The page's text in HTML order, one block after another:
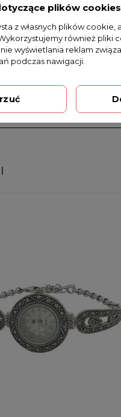
Na razie nie
plików cookies
z własnych plików
również pliki
wyświetlania reklam
podczas nawigacji.